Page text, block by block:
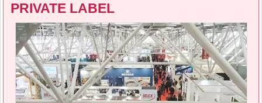
PRIVATE LABEL